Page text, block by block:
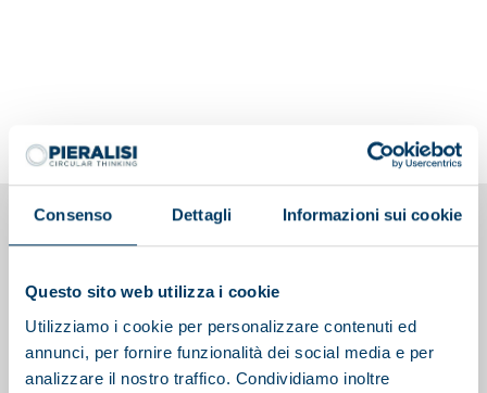
Consenso Dettagli Informazioni sui cookie
Questo sito web utilizza i cookie
Utilizziamo i cookie per personalizzare contenuti ed
annunci, per fornire funzionalità dei social media e per
analizzare il nostro traffico. Condividiamo inoltre
You may also be interested in